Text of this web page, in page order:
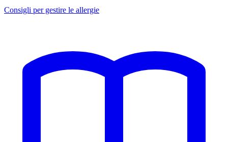
Consigli per gestire le allergie